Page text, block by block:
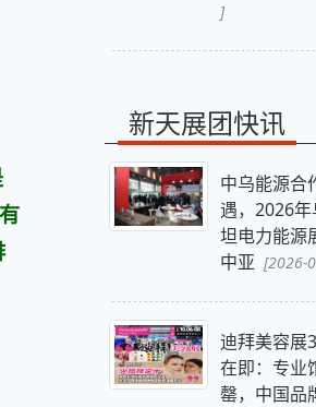
]
新天展团快讯
中乌能源合
遇，2026
坦电力能源
中亚 [2026-
迪拜美容展
在即：专业
罄，中国品